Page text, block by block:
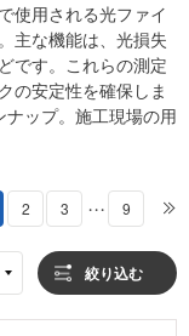
使用される光ファイ
主な機能は、光損失
です。これらの測定
の安定性を確保しま
ップ。施工現場の用
2 3 ・・・ 9
絞り込む